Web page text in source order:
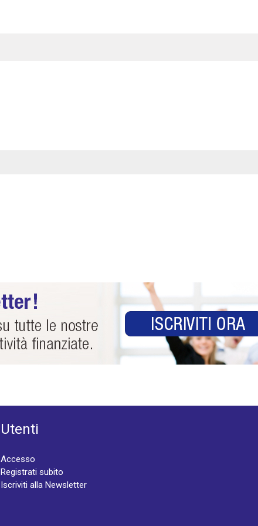
Utenti
Accesso
Registrati subito
Iscriviti alla Newsletter